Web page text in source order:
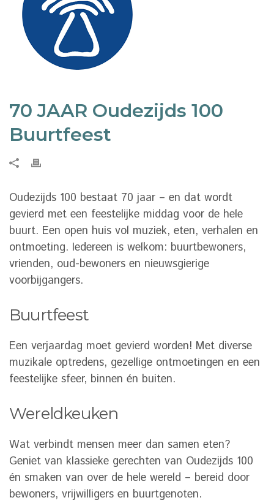
70 JAAR Oudezijds 100
Buurtfeest
Oudezijds 100 bestaat 70 jaar – en dat wordt
gevierd met een feestelijke middag voor de hele
buurt. Een open huis vol muziek, eten, verhalen en
ontmoeting. Iedereen is welkom: buurtbewoners,
vrienden, oud-bewoners en nieuwsgierige
voorbijgangers.
Buurtfeest
Een verjaardag moet gevierd worden! Met diverse
muzikale optredens, gezellige ontmoetingen en een
feestelijke sfeer, binnen én buiten.
Wereldkeuken
Wat verbindt mensen meer dan samen eten?
Geniet van klassieke gerechten van Oudezijds 100
én smaken van over de hele wereld – bereid door
bewoners, vrijwilligers en buurtgenoten.